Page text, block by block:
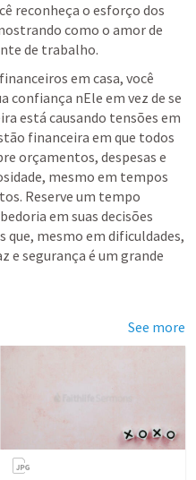
reconheça o esforço dos
como o amor de
de trabalho.
em casa, você
confiança nEle em vez de se
está causando tensões em
financeira em que todos
orçamentos, despesas e
mesmo em tempos
Reserve um tempo
em suas decisões
que, mesmo em dificuldades,
e segurança é um grande
See more